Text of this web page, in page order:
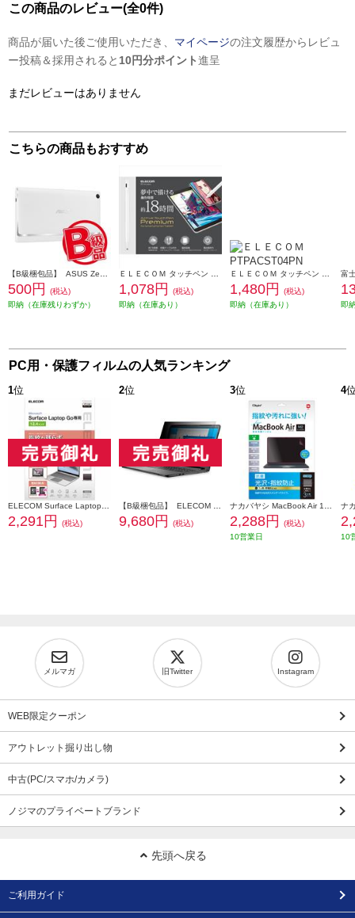
この商品のレビュー(全0件)
商品が届いた後ご使用いただき、 マイページの注文履歴からレビュ
ー投稿＆採用されると 10円分ポイント進呈
まだレビューはありません
こちらの商品もおすすめ
500円
(税込)
即納（在庫残りわずか）
1,078円
(税込)
即納（在庫あり）
1,480円
(税込)
即納（在庫あり）
即
PC用・保護フィルムの人気ランキング
1位
2,291円 (税込)
2位
9,680円 (税込)
3位
2,288円
(税込)
10営業日
4
10
メルマガ 旧Twitter Instagram
WEB限定クーポン
アウトレット掘り出し物
中古(PC/スマホ/カメラ)
ノジマのプライベートブランド
先頭へ戻る
ご利用ガイド